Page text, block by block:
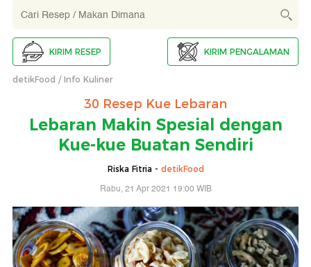
KIRIM RESEP KIRIM PENGALAMAN
detikFood Info Kuliner
30 Resep Kue Lebaran
Lebaran Makin Spesial dengan
Kue-kue Buatan Sendiri
Riska Fitria - detikFood
Rabu, 21 Apr 2021 19:00 WIB